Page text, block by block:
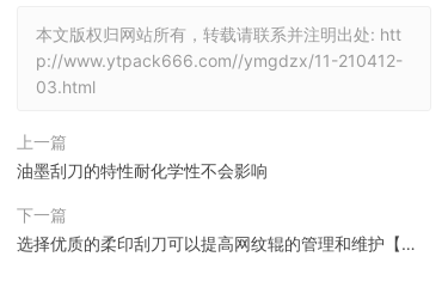
本文版权归网站所有，转载请联系并注明出处: htt
p://www.ytpack666.com//ymgdzx/11-210412-
03.html
上一篇
油墨刮刀的特性耐化学性不会影响
下一篇
选择优质的柔印刮刀可以提高网纹辊的管理和维护【亿